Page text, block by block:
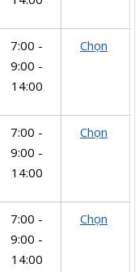
7:00 -
9:00 -
14:00
Chọn
7:00 -
9:00 -
14:00
Chọn
7:00 -
9:00 -
14:00
Chọn